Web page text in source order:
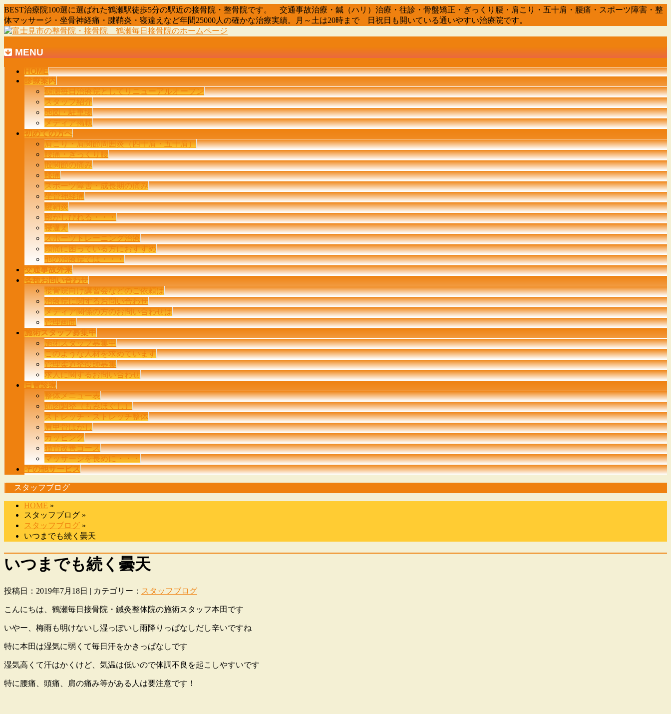
BEST治療院100選に選ばれた鶴瀬駅徒歩5分の駅近の接骨院・整骨院です。 交通事故治療・鍼（ハリ）治療・往診・骨盤矯正・ぎっくり腰・肩こり・五十肩・腰痛・スポーツ障害・整
体マッサージ・坐骨神経痛・腱鞘炎・寝違えなど年間25000人の確かな治療実績。月～土は20時まで 日祝日も開いている通いやすい治療院です。
MENU
HOME
診療案内
鶴瀬毎日治療院としてリニューアルオープン
スタッフ紹介
地図・駐車場
メディア掲載
初めての方へ
肩こり・肩関節周囲炎（四十肩・五十肩）
腰痛・ぎっくり腰
股関節の痛み
膝痛
スポーツ障害・成長期の痛み
坐骨神経痛
腱鞘炎
腕がしびれる・・・
寝違え
スポーツトレーニング治療
頭痛に困っている方におすすめ
他の治療院では・・・
交通事故外来
各種お問い合わせ
接骨院向け講習会などのご依頼は
治療院に関するお問い合わせ
メディア関係の方のお問い合わせは
管理画面
施術スタッフ募集中
施術スタッフ募集中
このような人材を求めています
管理柔道整復師募集
求人に関するお問い合わせ
自費診療
整体メニュー表
筋肉調整（もみほぐし）
ストレッチ・ストレッチ整体
肩甲骨はがし
カッピング
猫背改善コース
マッサージを長めに・・・
その他サービス
スタッフブログ
HOME »
スタッフブログ »
スタッフブログ »
いつまでも続く曇天
いつまでも続く曇天
投稿日：2019年7月18日 | カテゴリー： スタッフブログ
こんにちは、鶴瀬毎日接骨院・鍼灸整体院の施術スタッフ本田です
いやー、梅雨も明けないし湿っぽいし雨降りっぱなしだし辛いですね
特に本田は湿気に弱くて毎日汗をかきっぱなしです
湿気高くて汗はかくけど、気温は低いので体調不良を起こしやすいです
特に腰痛、頭痛、肩の痛み等がある人は要注意です！